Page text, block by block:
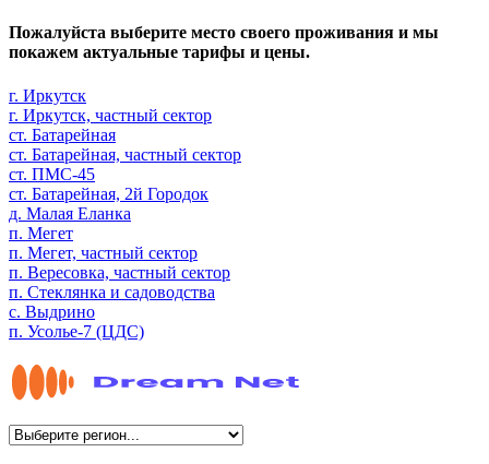
Пожалуйста выберите место своего проживания и мы
покажем актуальные тарифы и цены.
г. Иркутск
г. Иркутск, частный сектор
ст. Батарейная
ст. Батарейная, частный сектор
ст. ПМС-45
ст. Батарейная, 2й Городок
д. Малая Еланка
п. Мегет
п. Мегет, частный сектор
п. Вересовка, частный сектор
п. Стеклянка и садоводства
с. Выдрино
п. Усолье-7 (ЦДС)